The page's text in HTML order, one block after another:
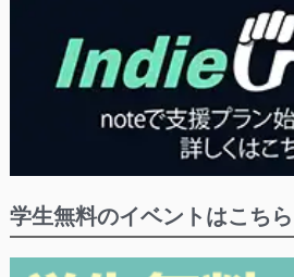
学生無料のイベントはこちら